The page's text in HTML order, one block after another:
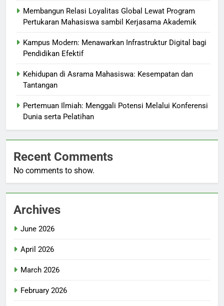
Membangun Relasi Loyalitas Global Lewat Program
Pertukaran Mahasiswa sambil Kerjasama Akademik
Kampus Modern: Menawarkan Infrastruktur Digital bagi
Pendidikan Efektif
Kehidupan di Asrama Mahasiswa: Kesempatan dan
Tantangan
Pertemuan Ilmiah: Menggali Potensi Melalui Konferensi
Dunia serta Pelatihan
Recent Comments
No comments to show.
Archives
June 2026
April 2026
March 2026
February 2026